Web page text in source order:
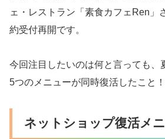
ェ・レストラン「素食カフェRen」
約受付再開です。
今回注目したいのは何と言っても、
5つのメニューが同時復活したこと！
ネットショップ復活メ